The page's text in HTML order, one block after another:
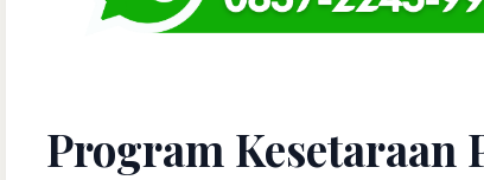
Program Kesetaraan